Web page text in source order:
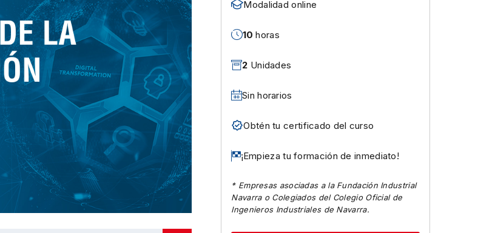
Modalidad online
10 horas
2 Unidades
Sin horarios
Obtén tu certificado del curso
¡Empieza tu formación de inmediato!
* Empresas asociadas a la Fundación Industrial
Navarra o Colegiados del Colegio Oficial de
Ingenieros Industriales de Navarra.